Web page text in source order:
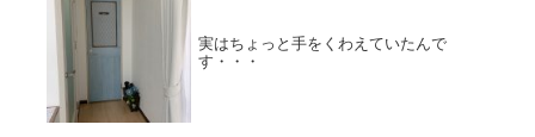
実はちょっと手をくわえていたんで
す・・・